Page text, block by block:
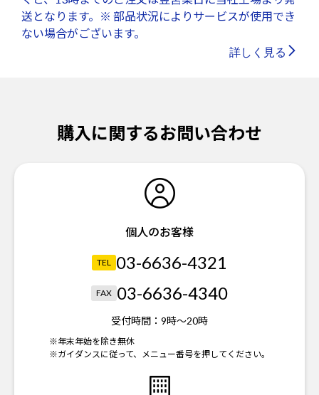
送となります。※ 部品状況によりサービスが使用でき
ない場合がございます。
詳しく見る
購入に関するお問い合わせ
個人のお客様
TEL 03-6636-4321
FAX 03-6636-4340
受付時間： 9時～20時
※年末年始を除き無休
※ガイダンスに従って、メニュー番号を押してください。